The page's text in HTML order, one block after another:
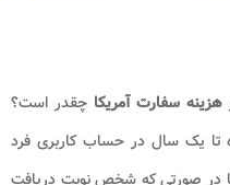
هزینه سفارت آمریکا چقدر است؟
تا یک سال در حساب کاربری فرد
در صورتی که شخص نوبت دریافت